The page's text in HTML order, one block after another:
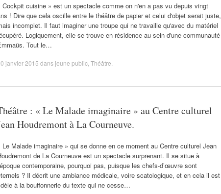
Cockpit cuisine » est un spectacle comme on n'en a pas vu depuis vingt
! Dire que cela oscille entre le théâtre de papier et celui d'objet serait juste,
incomplet. Il faut imaginer une troupe qui ne travaille qu'avec du matériel
Logiquement, elle se trouve en résidence au sein d'une communauté
Tout le…
janvier 2015 dansjeune public Théâtre
: « Le Malade imaginaire » au Centre culturel
Houdremont à La Courneuve.
Le Malade imaginaire » qui se donne en ce moment au Centre culturel Jean
de La Courneuve est un spectacle surprenant. Il se situe à
contemporaine, pourquoi pas, puisque les chefs-d’œuvre sont
? Il décrit une ambiance médicale, voire scatologique, et en cela il est
à la bouffonnerie du texte qui ne cesse…